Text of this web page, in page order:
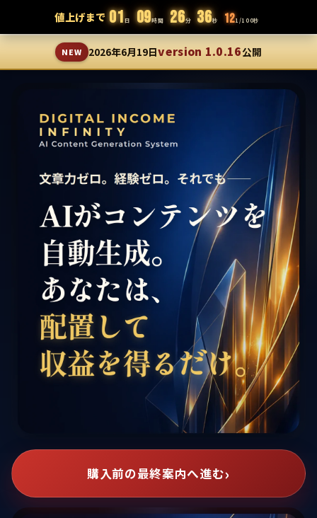
DIGITAL INCOME INFINITY
AIがコンテンツを自動生成。
権利収入と一撃数万円の利益を同時に生み出す、次世代コン
値上げまで 01日 09時間 26分 34秒 711/100秒
NEW 2026年6月19日version 1.0.16公開
購入前の最終案内へ進む